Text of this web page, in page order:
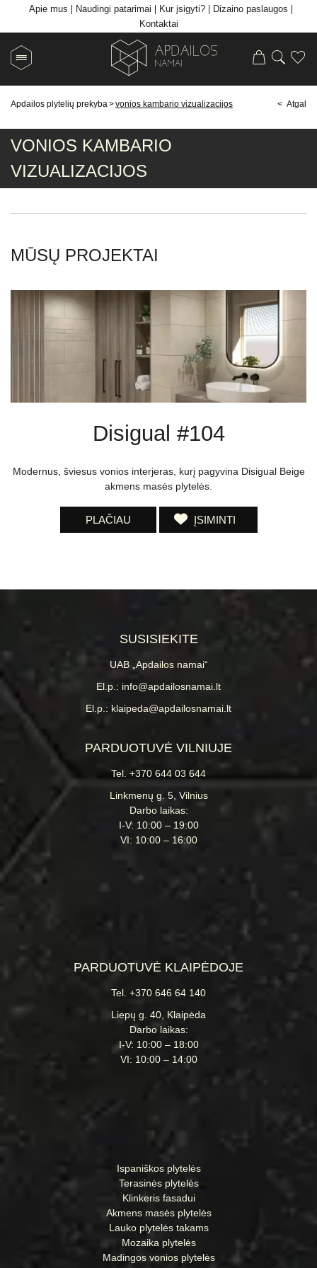
Apie mus Naudingi patarimai Kur įsigyti?
Dizaino paslaugos
Kontaktai
Apdailos plytelių prekyba >vonios kambario vizualizacijos < Atgal
VONIOS KAMBARIO
VIZUALIZACIJOS
MŪSŲ PROJEKTAI
Disigual #104
Modernus, šviesus vonios interjeras, kurį pagyvina Disigual Beige
akmens masės plytelės.
PLAČIAU ĮSIMINTI
SUSISIEKITE
UAB „Apdailos namai“
El.p.: info@apdailosnamai.lt
El.p.: klaipeda@apdailosnamai.lt
PARDUOTUVĖ VILNIUJE
Tel. +370 644 03 644
Linkmenų g. 5, Vilnius
Darbo laikas:
I-V: 10:00 – 19:00
VI: 10:00 – 16:00
PARDUOTUVĖ KLAIPĖDOJE
Tel. +370 646 64 140
Liepų g. 40, Klaipėda
Darbo laikas:
I-V: 10:00 – 18:00
VI: 10:00 – 14:00
Ispaniškos plytelės
Terasinės plytelės
Klinkeris fasadui
Akmens masės plytelės
Lauko plytelės takams
Mozaika plytelės
Madingos vonios plytelės